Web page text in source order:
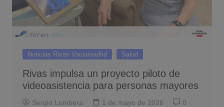
Noticias Rivas Vaciamadrid Salud
Rivas impulsa un proyecto piloto de
videoasistencia para personas mayores
Sergio Lombera 1 de mayo de 2026 0